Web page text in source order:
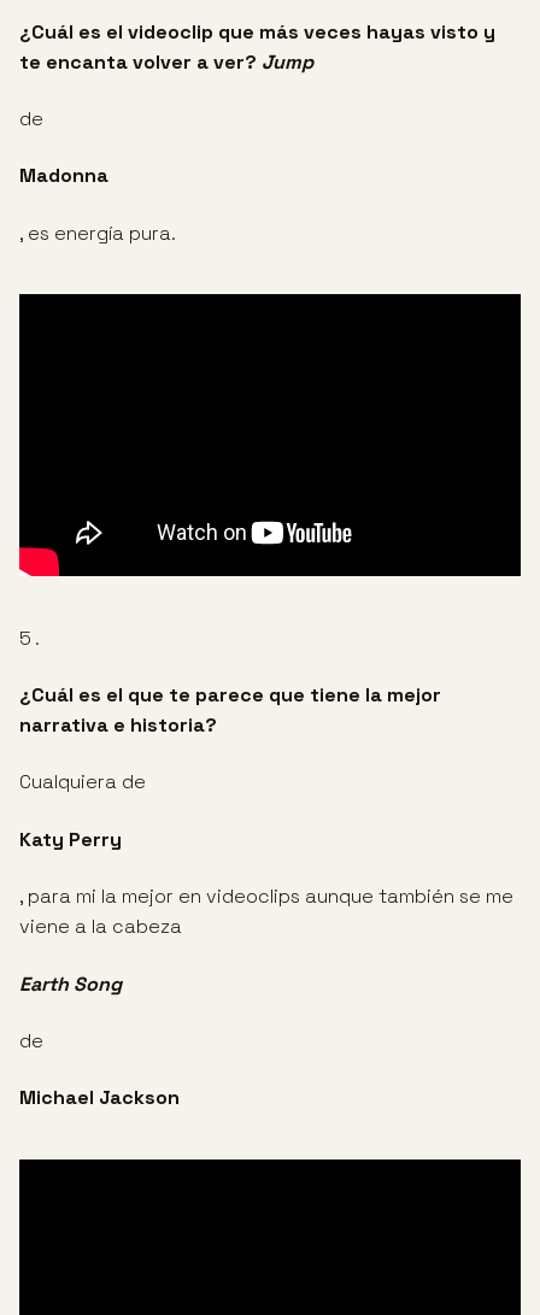
¿Cuál es el videoclip que más veces hayas visto y
te encanta volver a ver? Jump
de
Madonna
, es energía pura.
5 .
¿Cuál es el que te parece que tiene la mejor
narrativa e historia?
Cualquiera de
Katy Perry
, para mi la mejor en videoclips aunque también se me
viene a la cabeza
Earth Song
de
Michael Jackson